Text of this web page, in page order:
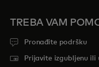
TREBA VAM
Pronađite podršku
Prijavite izgubljenu ili